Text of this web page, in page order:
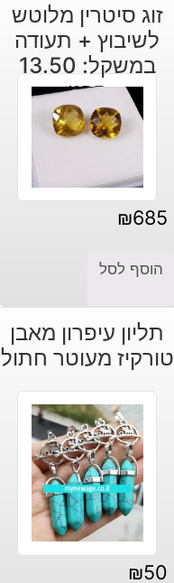
זוג סיטרין מלוטש
לשיבוץ + תעודה
במשקל: 13.50
קרט
₪685
הוסף לסל
תליון עיפרון מאבן
טורקיז מעוטר חתול
₪50